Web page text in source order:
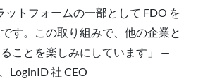
ットフォームの一部として FDO を
す。この取り組みで、他の企業と
ことを楽しみにしています」 —
LoginID 社 CEO